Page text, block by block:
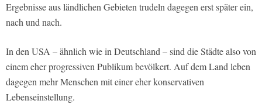
Ergebnisse aus ländlichen Gebieten trudeln dagegen erst später ein,
nach und nach.
In den USA – ähnlich wie in Deutschland – sind die Städte also von
einem eher progressiven Publikum bevölkert. Auf dem Land leben
dagegen mehr Menschen mit einer eher konservativen
Lebenseinstellung.